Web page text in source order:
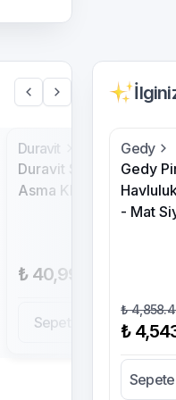
Duravit
Duravit Starck 2
Asma Klozet
₺ 40,994.90
Sepete Ekle
Gedy
Gedy
- Mat
₺
₺